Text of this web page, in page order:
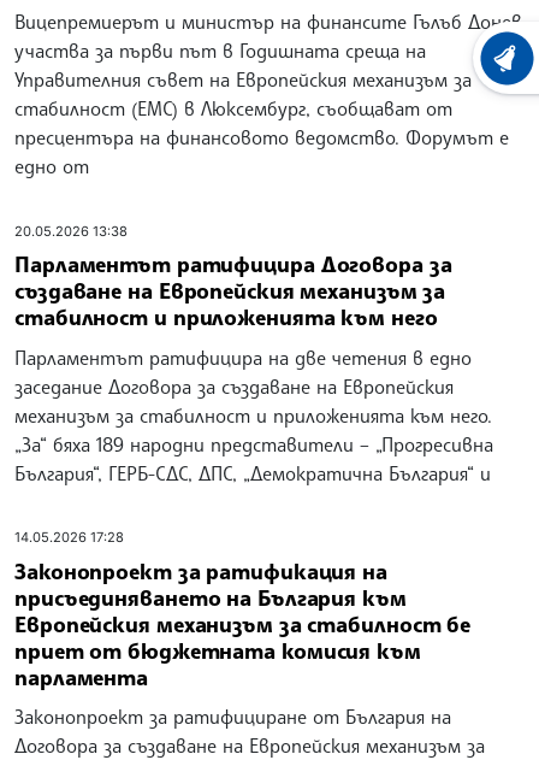
Вицепремиерът и министър на финансите Гълъб Донев
участва за първи път в Годишната среща на
Управителния съвет на Европейския механизъм за
стабилност (ЕМС) в Люксембург, съобщават от
пресцентъра на финансовото ведомство. Форумът е
едно от
20.05.2026 13:38
Парламентът ратифицира Договора за
създаване на Европейския механизъм за
стабилност и приложенията към него
Парламентът ратифицира на две четения в едно
заседание Договора за създаване на Европейския
механизъм за стабилност и приложенията към него.
„За“ бяха 189 народни представители – „Прогресивна
България“, ГЕРБ-СДС, ДПС, „Демократична България“ и
14.05.2026 17:28
Законопроект за ратификация на
присъединяването на България към
Европейския механизъм за стабилност бе
приет от бюджетната комисия към
парламента
Законопроект за ратифициране от България на
Договора за създаване на Европейския механизъм за